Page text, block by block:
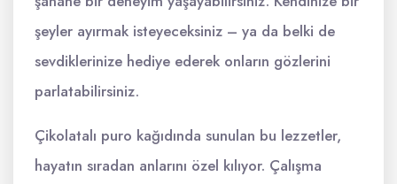
şeyler ayırmak isteyeceksiniz – ya da belki de
sevdiklerinize hediye ederek onların gözlerini
parlatabilirsiniz.
Çikolatalı puro kağıdında sunulan bu lezzetler,
hayatın sıradan anlarını özel kılıyor. Çalışma